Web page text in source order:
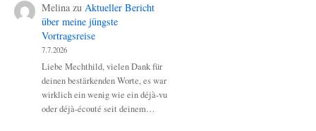
Melina zu Aktueller Bericht
über meine jüngste
Vortragsreise
7.7.2026
Liebe Mechthild, vielen Dank für
deinen bestärkenden Worte, es war
wirklich ein wenig wie ein déjà-vu
oder déjà-écouté seit deinem…